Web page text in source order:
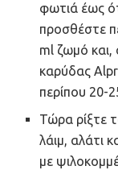
φωτιά έως
προσθέστε
ml ζωμό
καρύδας
περίπου 20-
Τώρα ρίξτε
λάιμ, αλάτι
με